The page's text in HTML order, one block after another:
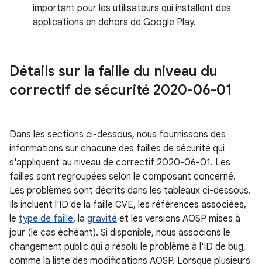
important pour les utilisateurs qui installent des
applications en dehors de Google Play.
Détails sur la faille du niveau du
correctif de sécurité 2020-06-01
Dans les sections ci-dessous, nous fournissons des
informations sur chacune des failles de sécurité qui
s'appliquent au niveau de correctif 2020-06-01. Les
failles sont regroupées selon le composant concerné.
Les problèmes sont décrits dans les tableaux ci-dessous.
Ils incluent l'ID de la faille CVE, les références associées,
le type de faille, la gravité et les versions AOSP mises à
jour (le cas échéant). Si disponible, nous associons le
changement public qui a résolu le problème à l'ID de bug,
comme la liste des modifications AOSP. Lorsque plusieurs